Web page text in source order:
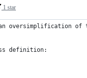
1 star
oversimplification of
definition: